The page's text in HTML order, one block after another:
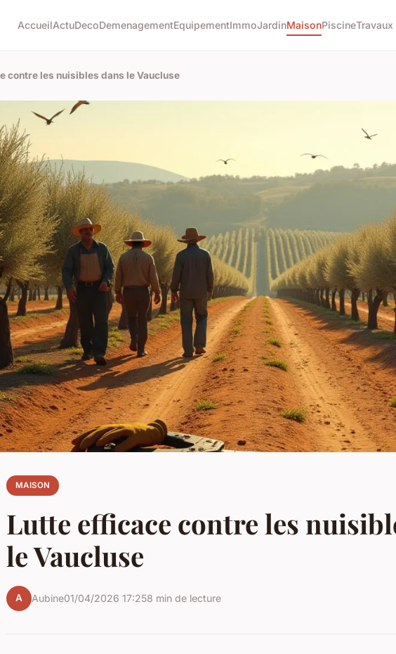
AccueilActuDecoDemenagementEquipementImmoJardinMaisonPiscineTravaux
contre les nuisibles dans le Vaucluse
MAISON
Lutte efficace contre les
le Vaucluse
A Aubine01/04/2026 17:258 min de lecture